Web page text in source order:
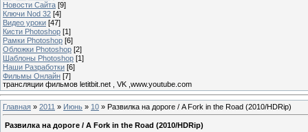
Новости Сайта [9]
Ключи Nod 32 [4]
Видео уроки [47]
Кисти Photoshop [1]
Рамки Photoshop [6]
Обложки Photoshop [2]
Шаблоны Photoshop [1]
Наши Разработки [6]
Фильмы Онлайн [7]
трансляции фильмов letitbit.net , VK ,www.youtube.com
Главная » 2011 » Июнь » 10 » Развилка на дороге / A Fork in the Road (2010/HDRip)
Развилка на дороге / A Fork in the Road (2010/HDRip)